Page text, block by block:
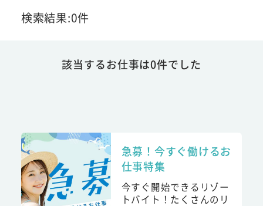
検索結果:0件
該当するお仕事は0件でした
急募！今すぐ働けるお
仕事特集
今すぐ開始できるリゾー
トバイト！たくさんのリ